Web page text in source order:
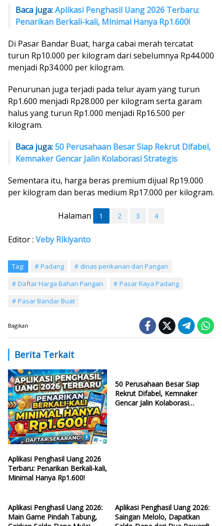
Baca juga:Aplikasi Penghasil Uang 2026 Terbaru:
Penarikan Berkali-kali, Minimal Hanya Rp1.600!
Di Pasar Bandar Buat, harga cabai merah tercatat
turun Rp10.000 per kilogram dari sebelumnya Rp44.000
menjadi Rp34.000 per kilogram.
Penurunan juga terjadi pada telur ayam yang turun
Rp1.600 menjadi Rp28.000 per kilogram serta garam
halus yang turun Rp1.000 menjadi Rp16.500 per
kilogram.
Baca juga:50 Perusahaan Besar Siap Rekrut Difabel,
Kemnaker Gencar Jalin Kolaborasi Strategis
Sementara itu, harga beras premium dijual Rp19.000
per kilogram dan beras medium Rp17.000 per kilogram.
Halaman 1 2 3 4
Editor : Veby Rikiyanto
Tag: Padang
dinas perikanan dan Pangan
Daftar Harga Bahan Pangan
Pasar Raya Padang
Pasar Bandar Buat
Bagikan
Berita Terkait
Aplikasi Penghasil Uang 2026
Terbaru: Penarikan Berkali-kali,
Minimal Hanya Rp1.600!
50 Perusahaan Besar Siap
Rekrut Difabel, Kemnaker
Gencar Jalin Kolaborasi
Aplikasi Penghasil Uang 2026:
Main Game Pindah Tabung,
Aplikasi Penghasil Uang 2026:
Saingan Melolo, Dapatkan